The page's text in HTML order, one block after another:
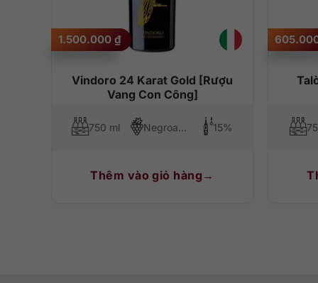
Vindoro 24 Karat Gold [Rượu
Vang Con Công]
1.500.000 ₫
750 ml Negroamaro 15%
Thêm vào giỏ hàng